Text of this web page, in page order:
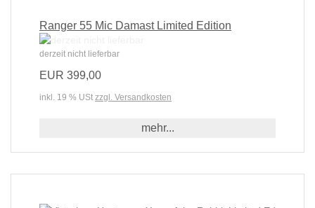
Ranger 55 Mic Damast Limited Edition
derzeit nicht lieferbar
EUR 399,00
inkl. 19 % USt zzgl. Versandkosten
mehr...